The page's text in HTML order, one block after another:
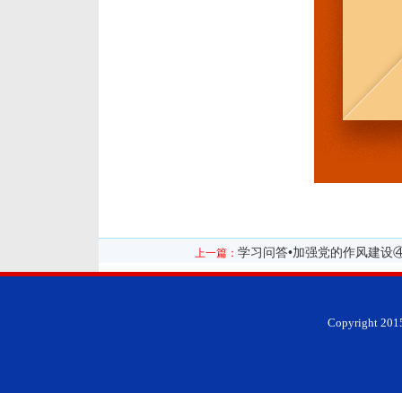
上一篇： 学习问答•加强党的作风建
Copyright